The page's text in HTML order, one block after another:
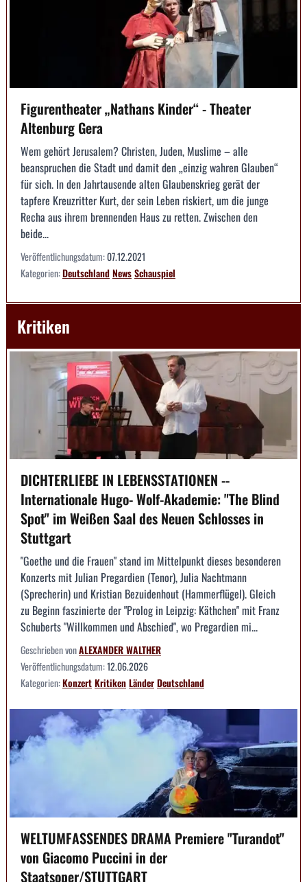
Figurentheater „Nathans Kinder“ - Theater
Altenburg Gera
Wem gehört Jerusalem? Christen, Juden, Muslime – alle
beanspruchen die Stadt und damit den „einzig wahren Glauben“
für sich. In den Jahrtausende alten Glaubenskrieg gerät der
tapfere Kreuzritter Kurt, der sein Leben riskiert, um die junge
Recha aus ihrem brennenden Haus zu retten. Zwischen den
beide...
Veröffentlichungsdatum:07.12.2021
Kategorien:DeutschlandNewsSchauspiel
Kritiken
DICHTERLIEBE IN LEBENSSTATIONEN --
Internationale Hugo- Wolf-Akademie: "The Blind
Spot" im Weißen Saal des Neuen Schlosses in
Stuttgart
"Goethe und die Frauen" stand im Mittelpunkt dieses besonderen
Konzerts mit Julian Pregardien (Tenor), Julia Nachtmann
(Sprecherin) und Kristian Bezuidenhout (Hammerflügel). Gleich
zu Beginn faszinierte der "Prolog in Leipzig: Käthchen" mit Franz
Schuberts "Willkommen und Abschied", wo Pregardien mi...
Geschrieben vonALEXANDER WALTHER
Veröffentlichungsdatum:12.06.2026
Kategorien:KonzertKritikenLänderDeutschland
WELTUMFASSENDES DRAMA Premiere "Turandot"
von Giacomo Puccini in der
Staatsoper/STUTTGART